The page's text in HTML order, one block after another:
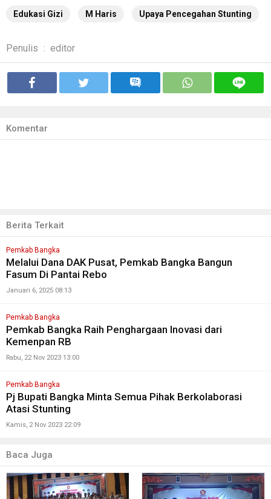
Edukasi Gizi M Haris Upaya Pencegahan Stunting
Penulis : editor
Komentar
Berita Terkait
Pemkab Bangka
Melalui Dana DAK Pusat, Pemkab Bangka Bangun
Fasum Di Pantai Rebo
Januari 6, 2025 08:13
Pemkab Bangka
Pemkab Bangka Raih Penghargaan Inovasi dari
Kemenpan RB
Rabu, 22 Nov 2023 13:00
Pemkab Bangka
Pj Bupati Bangka Minta Semua Pihak Berkolaborasi
Atasi Stunting
Kamis, 2 Nov 2023 22:09
Baca Juga